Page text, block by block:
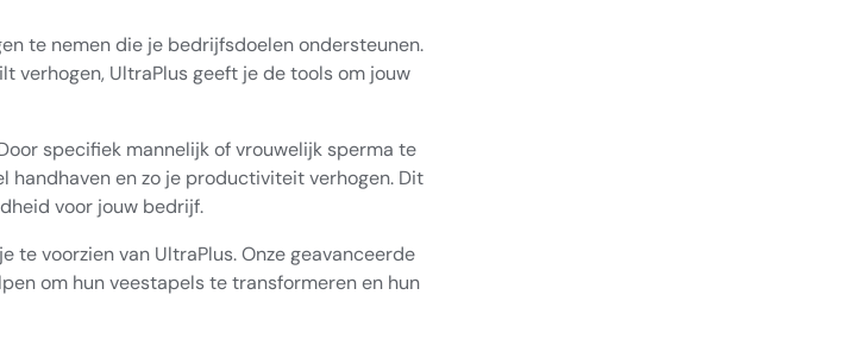
te nemen die je bedrijfsdoelen ondersteunen.
verhogen, UltraPlus geeft je de tools om jouw
specifiek mannelijk of vrouwelijk sperma te
handhaven en zo je productiviteit verhogen. Dit
voor jouw bedrijf.
te voorzien van UltraPlus. Onze geavanceerde
om hun veestapels te transformeren en hun